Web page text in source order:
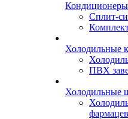
Кондиционеры
Сплит-
Холодильные
ПВХ
Холодильные